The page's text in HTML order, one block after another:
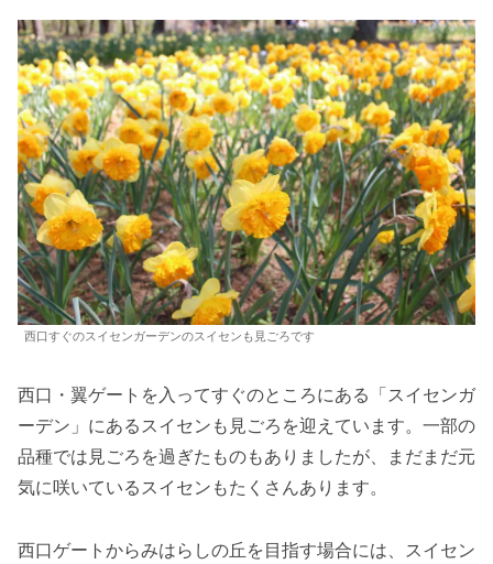
西口すぐのスイセンガーデンのスイセンも見ごろです
西口・翼ゲートを入ってすぐのところにある「スイセンガ
ーデン」にあるスイセンも見ごろを迎えています。一部の
品種では見ごろを過ぎたものもありましたが、まだまだ元
気に咲いているスイセンもたくさんあります。
西口ゲートからみはらしの丘を目指す場合には、スイセン